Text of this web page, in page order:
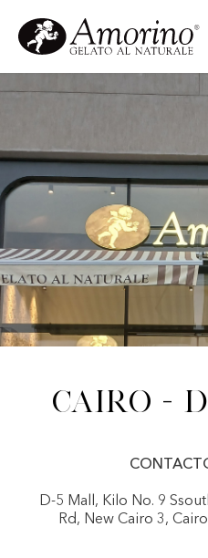
Cairo -
D-5 Mall, Kilo No. 9
Rd, New Cairo 3,